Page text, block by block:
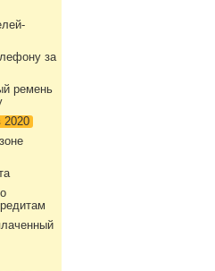
за
ремень